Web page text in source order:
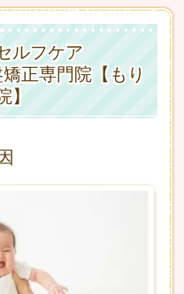
ルフケア
正専門院【もり
】